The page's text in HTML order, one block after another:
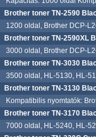
Brother toner TN-2590
1200 oldal, Brother DCP-
Brother toner TN-2590XL
3000 oldal, Brother DCP-
Brother toner TN-3030
3500 oldal, HL-5130, HL-
Brother toner TN-3130
Kompatibilis nyomtatók:
Brother toner TN-3170
7000 oldal, HL-5240, HL-